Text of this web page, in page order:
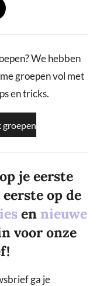
We hebben
groepen vol met
en tricks.
groepen
je eerste
op de
en nieuwe
voor onze
ga je